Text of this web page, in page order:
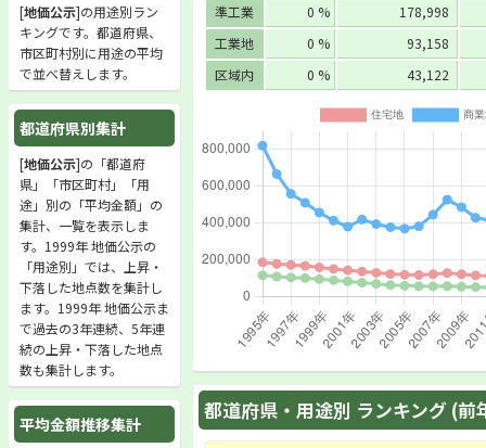
準工業
0 %
178,998
工業地
0 %
93,158
区域内
0 % 43,122
都道府県・用途別 ランキング (前
[地価公示]の用途別ラン
キングです。都道府県、
市区町村別に用途の平均
で並べ替えします。
都道府県別集計
[地価公示]の「都道府
県」「市区町村」「用
途」別の「平均金額」の
集計、一覧を表示しま
す。1999年 地価公示の
「用途別」では、上昇・
下落した地点数を集計し
ます。1999年 地価公示ま
で過去の3年連続、5年連
続の上昇・下落した地点
数も集計します。
平均金額推移集計